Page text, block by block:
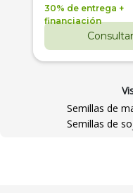
30% de entrega +
financiación
Consultar
Semillas de
Semillas de